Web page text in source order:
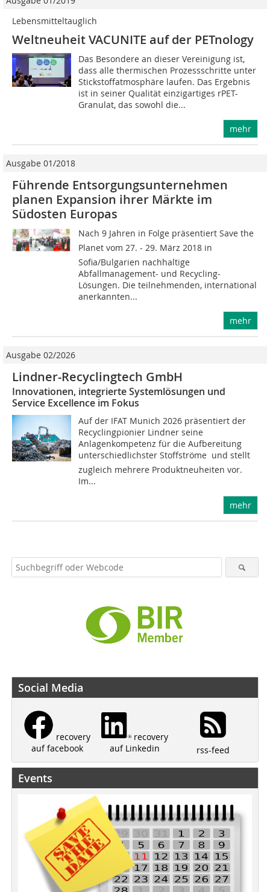
Lebensmitteltauglich
Weltneuheit VACUNITE auf der PETnology
Das Besondere an dieser Vereinigung ist,
dass alle thermischen Prozessschritte unter
Stickstoffatmosphäre laufen. Das Ergebnis
ist in seiner Qualität einzigartiges rPET-
Granulat, das sowohl die...
mehr
Ausgabe 01/2018
Führende Entsorgungsunter­nehmen
planen Expansion ihrer Märkte im
Südosten Europas
Nach 9 Jahren in Folge präsentiert Save the
Planet vom 27. - 29. März 2018 in
Sofia/Bulgarien nachhaltige
Abfallmanagement- und Recycling-
Lösungen. Die teilnehmenden, international
anerkannten...
mehr
Ausgabe 02/2026
Lindner-Recyclingtech GmbH
Innovationen, integrierte Systemlösungen und
Service Excellence im Fokus
Auf der IFAT Munich 2026 präsentiert der
Recyclingpionier Lindner seine
Anlagenkompetenz für die Aufbereitung
unterschiedlichster Stoffströme  und stellt
zugleich mehrere Produktneuheiten vor.
Im...
mehr
Social Media
recovery
auf facebook
recovery
auf Linkedin
rss-feed
Events